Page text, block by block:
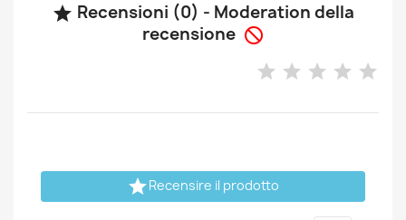
 Recensioni (0) - Moderation della
recensione 
Recensire il prodotto